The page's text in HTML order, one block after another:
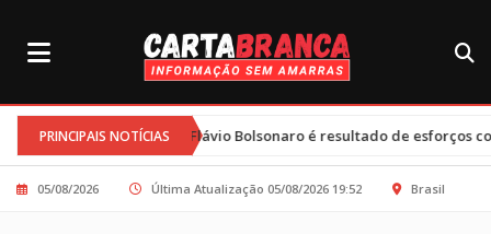
PRINCIPAIS NOTÍCIAS
Flávio Bolsonaro é resultado de esforços conjuntos e clima tenso
05/08/2026 Última Atualização 05/08/2026 19:52 Brasil